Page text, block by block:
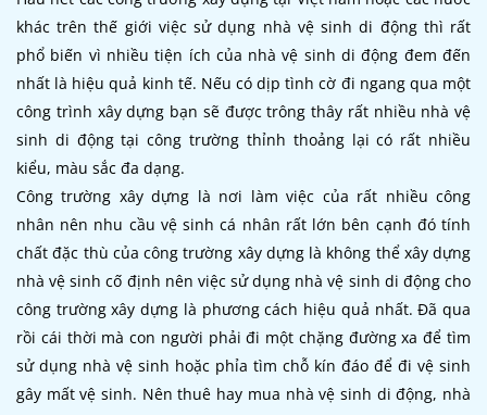
khác trên thế giới việc sử dụng nhà vệ sinh di động thì rất
phổ biến vì nhiều tiện ích của nhà vệ sinh di động đem đến
nhất là hiệu quả kinh tế. Nếu có dịp tình cờ đi ngang qua một
công trình xây dựng bạn sẽ được trông thây rất nhiều nhà vệ
sinh di động tại công trường thỉnh thoảng lại có rất nhiều
kiểu, màu sắc đa dạng.
Công trường xây dựng là nơi làm việc của rất nhiều công
nhân nên nhu cầu vệ sinh cá nhân rất lớn bên cạnh đó tính
chất đặc thù của công trường xây dựng là không thể xây dựng
nhà vệ sinh cố định nên việc sử dụng nhà vệ sinh di động cho
công trường xây dựng là phương cách hiệu quả nhất. Đã qua
rồi cái thời mà con người phải đi một chặng đường xa để tìm
sử dụng nhà vệ sinh hoặc phỉa tìm chỗ kín đáo để đi vệ sinh
gây mất vệ sinh. Nên thuê hay mua nhà vệ sinh di động, nhà